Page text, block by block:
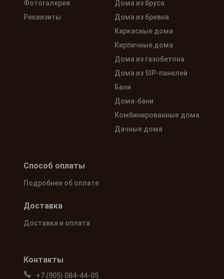
Фотогалерея
Реквизиты
Дома из бруса
Дома из бревна
Каркасные дома
Кирпичные дома
Дома из газобетона
Дома из SIP-панелей
Бани
Дома-бани
Комбинированные дома
Дачные дома
Контакты
+7 (905) 084-44-05
Способ оплаты
Подробнее об оплате
Доставка
Доставка и оплата